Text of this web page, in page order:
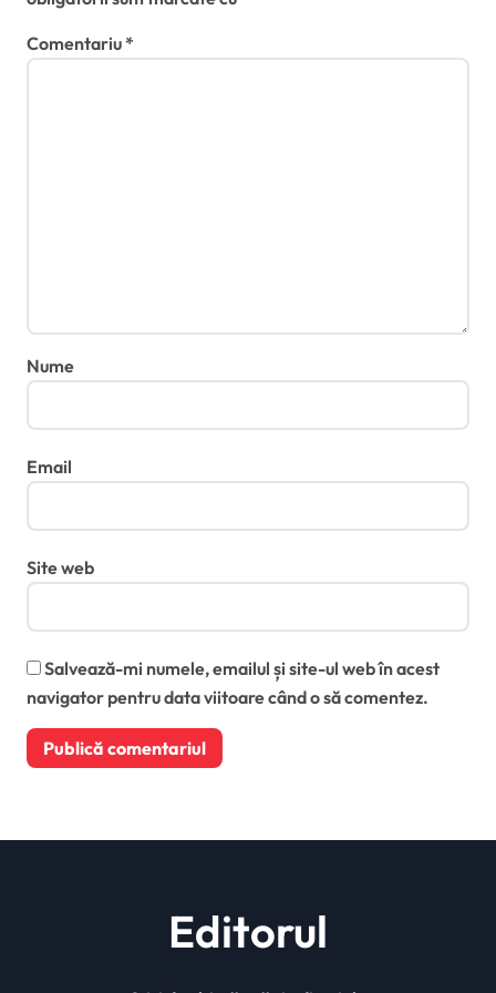
Comentariu*
Nume
Email
Site web
Salvează-mi numele, emailul și site-ul web în acest
navigator pentru data viitoare când o să comentez.
Editorul